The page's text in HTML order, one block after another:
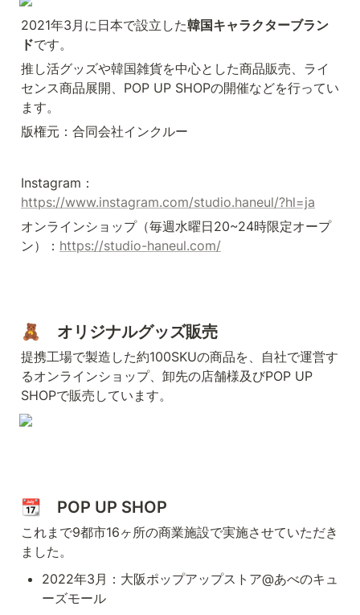
2021年3月に日本で設立した韓国キャラクターブラン
ドです。
推し活グッズや韓国雑貨を中心とした商品販売、ライ
センス商品展開、POP UP SHOPの開催などを行ってい
ます。
版権元：合同会社インクルー
Instagram：
https://www.instagram.com/studio.haneul/?hl=ja
オンラインショップ（毎週水曜日20~24時限定オープ
ン）： https://studio-haneul.com/
🧸 オリジナルグッズ販売
提携工場で製造した約100SKUの商品を、自社で運営す
るオンラインショップ、卸先の店舗様及びPOP UP
SHOPで販売しています。
📆　POP UP SHOP
これまで9都市16ヶ所の商業施設で実施させていただき
ました。
2022年3月：大阪ポップアップストア@あべのキュ
ーズモール